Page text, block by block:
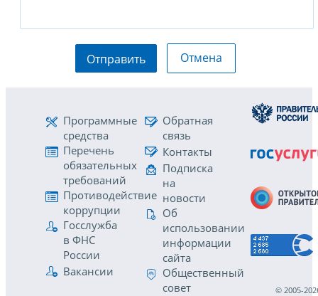
Отправить Отмена
Программные
средства
Перечень
обязательных
требований
Противодействие
коррупции
Госслужба
в ФНС
России
Вакансии
Обратная
связь
Контакты
Подписка
на
новости
Об
использовании
информации
сайта
Общественный
совет
© 2005-